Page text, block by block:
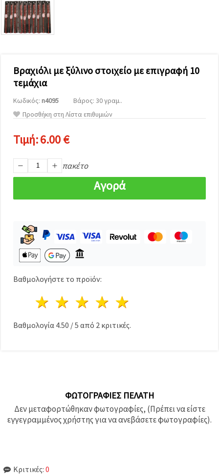
επισκεψιμότητα
και να
προβάλλουμε
πιο σχετικό
περιεχόμενο
άλλων με
τη βοήθεια
των
συνεργατών
μας για
χρησιμοποιήσετε
όλα τα
cookies
προτιμήσεις
σας στις
ρυθμίσεις
επιλέγοντας
τύπο
Αποθήκευση.
Βραχιόλι με ξύλινο στοιχείο με επιγραφή 10
τεμάχια
Κωδικός: n4095
Βάρος: 30 γραμ..
Προσθήκη στη Λίστα επιθυμιών
Τιμή:6.00 €
πακέτο
Αγορά
Βαθμολογήστε το προϊόν:
4 Αστέρια
3 Αστέρια
2 Αστέρια
1 Αστέρι
Βαθμολογία 4.50 /5 από 2 κριτικές.
ΦΩΤΟΓΡΑΦΊΕΣ ΠΕΛΆΤΗ
Δεν μεταφορτώθηκαν φωτογραφίες, (Πρέπει να είστε
εγγεγραμμένος χρήστης για να ανεβάσετε φωτογραφίες).
Κριτικές: 0